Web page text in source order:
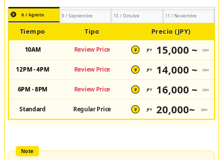
8 / Agosto 9 / Septiembre 10 / Octubre 11 / Noviembre
Tiempo Tipo Precio (JPY)
10AM Review Price ¥ JPY 15,000 ~ /pax
12PM - 4PM Review Price ¥ JPY 14,000 ~ /pax
6PM - 8PM Review Price ¥ JPY 16,000 ~ /pax
Standard Regular Price ¥ JPY 20,000~ /pax